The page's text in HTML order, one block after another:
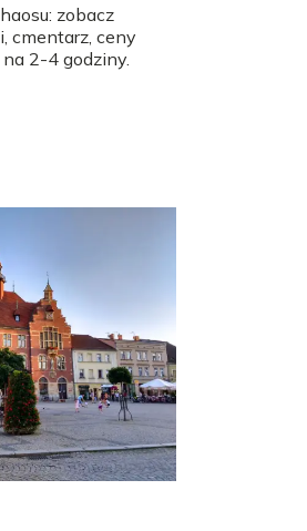
zobacz
cmentarz, ceny
2-4 godziny.